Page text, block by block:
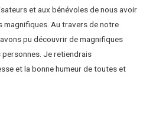
et aux bénévoles de nous avoir
magnifiques. Au travers de notre
pu découvrir de magnifiques
Je retiendrais
et la bonne humeur de toutes et